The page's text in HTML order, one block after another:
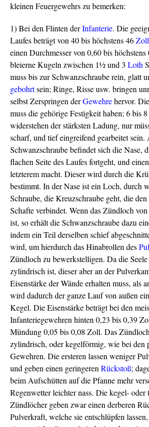
kleinen Feuergewehrs zu bemerken:
1) Bei den Flinten derInfanterie. Die
Laufes beträgt von 40 bis höchstens 46Zoll
einen Durchmesser von 0,60 bis
bleierne Kugeln zwischen 1½ und 3 Loth
muss bis zur Schwanzschraube rein, glatt
gebohrtsein; Ringe, Risse usw. bringen
selbst Zerspringen derGewehrehervor.
muss die gehörige Festigkeit haben; 6 bis
widerstehen der stärksten Ladung, nur
scharf, und tief eingreifend gearbeitet sein.
Schwanzschraube befindet sich die Nase,
flachen Seite des Laufes fortgeht, und
letzterem macht. Dieser wird durch die
bestimmt. In der Nase ist ein Loch, durch
Schraube, die Kreuzschraube geht, die
Schafte verbindet. Wenn das Zündloch
ist, so erhält die Schwanzschraube dazu
indem ein Teil derselben schief
wird, um hierdurch das Hinabrollen des
Zündloch zu bewerkstelligen. Da die
zylindrisch ist, dieser aber an der
Eisenstärke der Wände erhalten muss, als
wird dadurch der ganze Lauf von außen
Kegel. Die Eisenstärke beträgt bei den
Infanteriegewehren hinten 0,23 bis 0,39
Mündung 0,05 bis 0,08 Zoll. Das
zylindrisch, oder kegelförmig, wie bei den
Gewehren. Die ersteren lassen weniger
und geben einen geringeren Rückstoß;
beim Aufschütten auf die Pfanne mehr
Regenwetter leichter nass. Die kegel-
Zündlöcher geben zwar einen derberen
Pulverkraft, welche sie entschlüpfen